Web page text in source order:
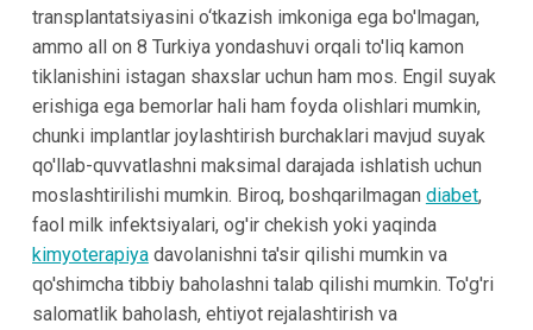
transplantatsiyasini o‘tkazish imkoniga ega bo'lmagan,
ammo all on 8 Turkiya yondashuvi orqali to'liq kamon
tiklanishini istagan shaxslar uchun ham mos. Engil suyak
erishiga ega bemorlar hali ham foyda olishlari mumkin,
chunki implantlar joylashtirish burchaklari mavjud suyak
qo'llab-quvvatlashni maksimal darajada ishlatish uchun
moslashtirilishi mumkin. Biroq, boshqarilmagan diabet,
faol milk infektsiyalari, og'ir chekish yoki yaqinda
kimyoterapiyadavolanishni ta'sir qilishi mumkin va
qo'shimcha tibbiy baholashni talab qilishi mumkin. To'g'ri
salomatlik baholash, ehtiyot rejalashtirish va